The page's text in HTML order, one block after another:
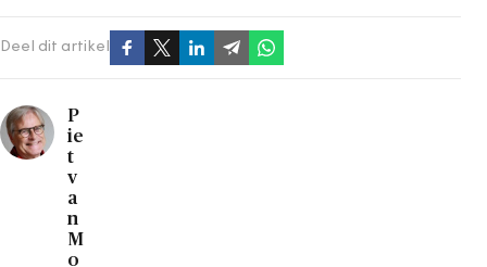
Deel dit artikel
P
ie
t
v
a
n
M
o